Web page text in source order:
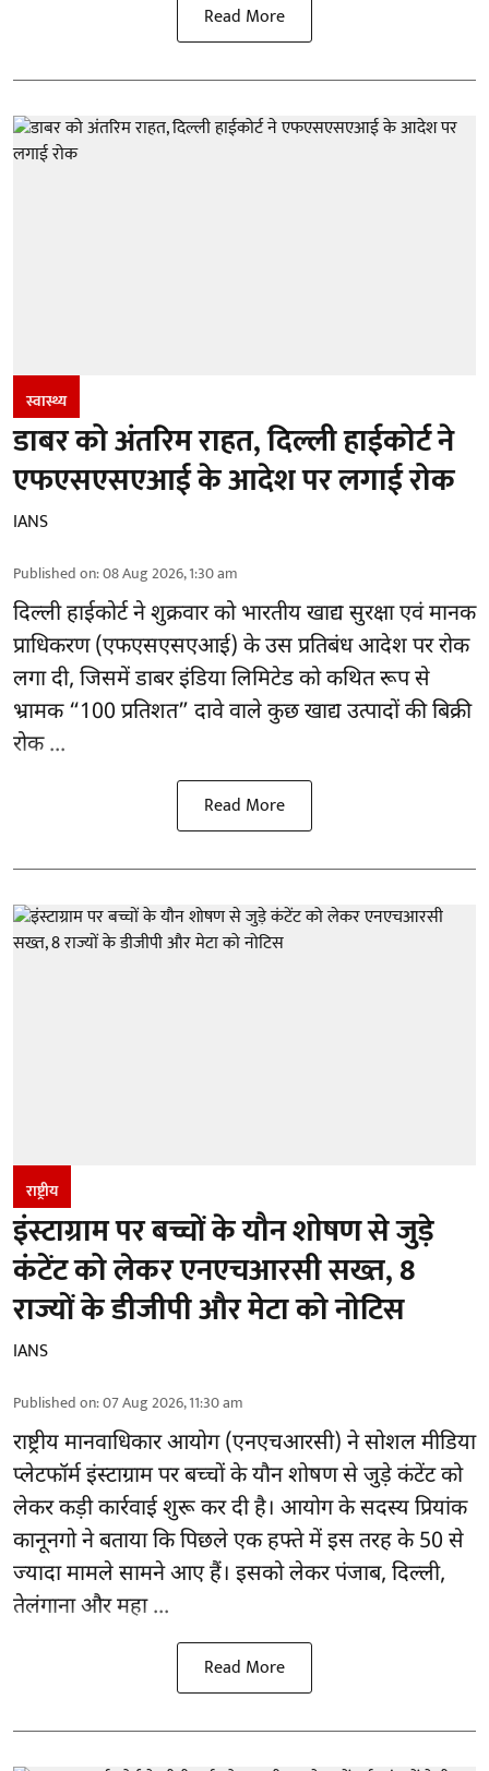
Read More
स्वास्थ्य
डाबर को अंतरिम राहत, दिल्ली हाईकोर्ट ने
एफएसएसएआई के आदेश पर लगाई रोक
IANS
Published on:08 Aug 2026, 1:30 am
दिल्ली हाईकोर्ट ने शुक्रवार को भारतीय खाद्य सुरक्षा एवं मानक
प्राधिकरण(एफएसएसएआई) के उस प्रतिबंध आदेश पर रोक
लगा दी, जिसमें डाबर इंडिया लिमिटेड को कथित रूप से
भ्रामक “100 प्रतिशत” दावे वाले कुछ खाद्य उत्पादों की बिक्री
रोक ...
Read More
राष्ट्रीय
इंस्टाग्राम पर बच्चों के यौन शोषण से जुड़े
कंटेंट को लेकर एनएचआरसी सख्त, 8
राज्यों के डीजीपी और मेटा को नोटिस
IANS
Published on:07 Aug 2026, 11:30 am
राष्ट्रीय मानवाधिकार आयोग(एनएचआरसी) ने सोशल मीडिया
प्लेटफॉर्म इंस्टाग्राम पर बच्चों के यौन शोषण से जुड़े कंटेंट को
लेकर कड़ी कार्रवाई शुरू कर दी है। आयोग के सदस्य प्रियांक
कानूनगो ने बताया कि पिछले एक हफ्ते में इस तरह के 50 से
ज्यादा मामले सामने आए हैं। इसको लेकर पंजाब, दिल्ली,
तेलंगाना और महा ...
Read More